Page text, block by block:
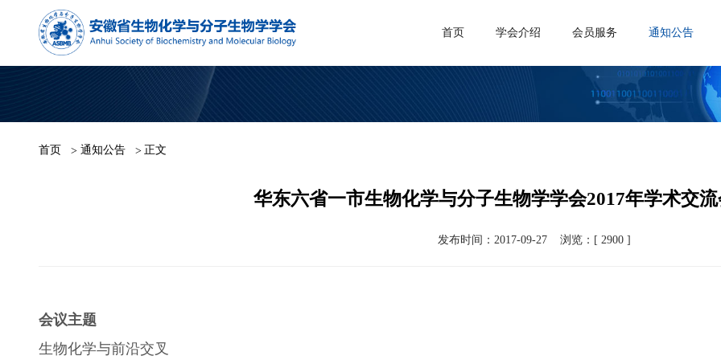
首页 学会介绍 会员服务 通知公告
首页 通知公告 正文
华东六省一市生物化学与分子生物学学会2017年学术交
发布时间：2017-09-27 浏览：[ 2900 ]
会议主题
生物化学与前沿交叉